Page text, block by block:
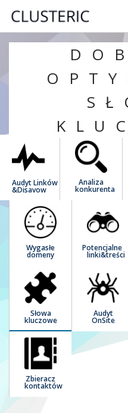
INSTRUKCJA
KONTAKT
ROZWÓJ
POLSKI
Audyt Linków
&Disavow
Analiza
konkurenta
Wygasłe
domeny
Potencjalne
linki&treści
Słowa
kluczowe
Audyt
OnSite
Zbieracz
kontaktów